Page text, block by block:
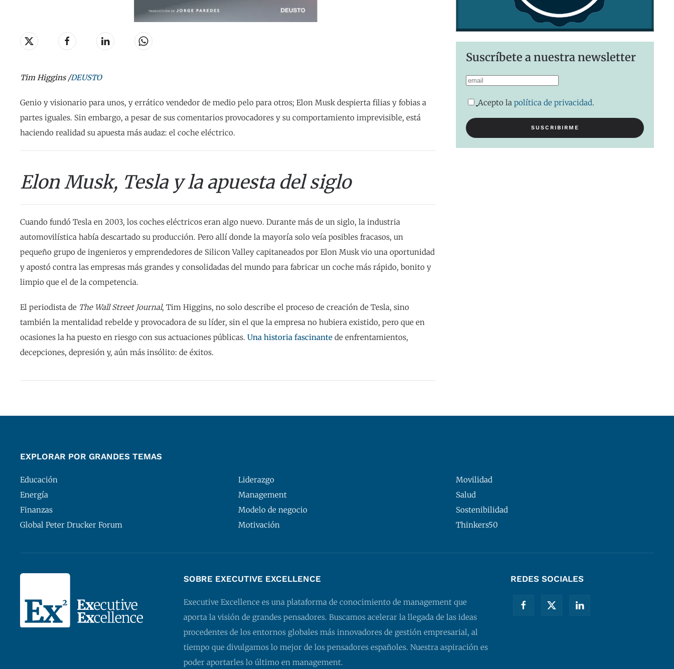
Tim Higgins /DEUSTO
Genio y visionario para unos, y errático vendedor de medio pelo para otros; Elon Musk despierta filias y fobias a
partes iguales. Sin embargo, a pesar de sus comentarios provocadores y su comportamiento imprevisible, está
haciendo realidad su apuesta más audaz: el coche eléctrico.
Elon Musk, Tesla y la apuesta del siglo
Cuando fundó Tesla en 2003, los coches eléctricos eran algo nuevo. Durante más de un siglo, la industria
automovilística había descartado su producción. Pero allí donde la mayoría solo veía posibles fracasos, un
pequeño grupo de ingenieros y emprendedores de Silicon Valley capitaneados por Elon Musk vio una oportunidad
y apostó contra las empresas más grandes y consolidadas del mundo para fabricar un coche más rápido, bonito y
limpio que el de la competencia.
El periodista de The Wall Street Journal, Tim Higgins, no solo describe el proceso de creación de Tesla, sino
también la mentalidad rebelde y provocadora de su líder, sin el que la empresa no hubiera existido, pero que en
ocasiones la ha puesto en riesgo con sus actuaciones públicas. Una historia fascinante de enfrentamientos,
decepciones, depresión y, aún más insólito: de éxitos.
Suscríbete a nuestra newsletter
Acepto lapolítica de privacidad.
EXPLORAR POR GRANDES TEMAS
Educación
Energía
Finanzas
Global Peter Drucker Forum
Liderazgo
Management
Modelo de negocio
Motivación
Movilidad
Salud
Sostenibilidad
Thinkers50
SOBRE EXECUTIVE EXCELLENCE
Executive Excellence es una plataforma de conocimiento de management que
aporta la visión de grandes pensadores. Buscamos acelerar la llegada de las ideas
procedentes de los entornos globales más innovadores de gestión empresarial, al
tiempo que divulgamos lo mejor de los pensadores españoles. Nuestra aspiración es
poder aportarles lo último en management.
REDES SOCIALES